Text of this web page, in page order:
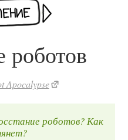
роботов
Apocalypse
роботов? Как